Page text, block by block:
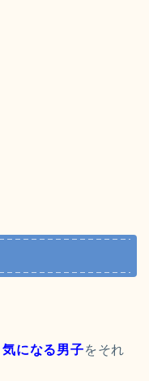
気になる男子をそれ